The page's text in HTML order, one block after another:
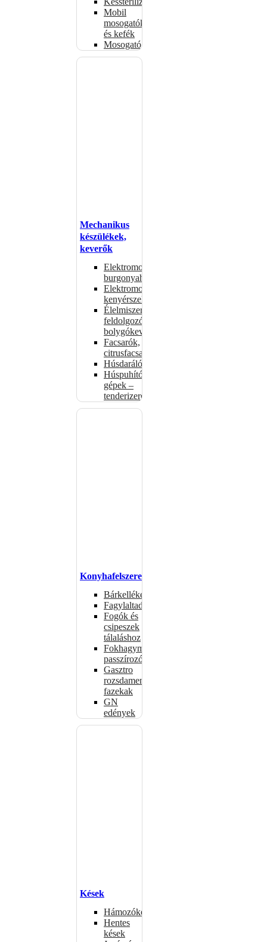
Mobil
mosogatók
és kefék
Mosogatógépkosarak
Mechanikus
készülékek,
keverők
Elektromos
burgonyahámozók
Elektromos
kenyérszeletelők
Élelmiszer-
feldolgozók –
bolygókeverők
Facsarók,
citrusfacsarók
Húsdarálók
Húspuhító
gépek –
tenderizerek
Konyhafelszerelés
Bárkellékek
Fagylaltadagolók
Fogók és
csipeszek
tálaláshoz
Fokhagymaprések,
passzírozók
Gasztro
rozsdamentes
fazekak
GN
edények
Kések
Hámozókések
Hentes
kések